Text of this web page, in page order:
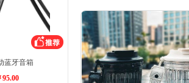
蓝牙音箱
95.00